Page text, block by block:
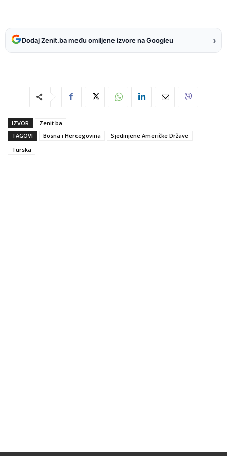
Dodaj Zenit.ba među omiljene izvore na Googleu ›
IZVOR
Zenit.ba
TAGOVI
Bosna i Hercegovina
Sjedinjene Američke Države
Turska